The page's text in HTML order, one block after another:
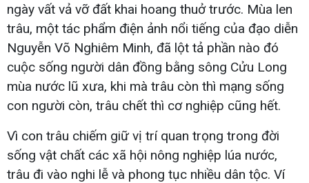
ngày vất vả vỡ đất khai hoang thuở trước. Mùa len
trâu, một tác phẩm điện ảnh nổi tiếng của đạo diễn
Nguyễn Võ Nghiêm Minh, đã lột tả phần nào đó
cuộc sống người dân đồng bằng sông Cửu Long
mùa nước lũ xưa, khi mà trâu còn thì mạng sống
con người còn, trâu chết thì cơ nghiệp cũng hết.
Vì con trâu chiếm giữ vị trí quan trọng trong đời
sống vật chất các xã hội nông nghiệp lúa nước,
trâu đi vào nghi lễ và phong tục nhiều dân tộc. Ví